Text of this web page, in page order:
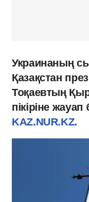
Украинаның
Қазақстан
Тоқаевтың
пікіріне
KAZ.NUR.KZ.